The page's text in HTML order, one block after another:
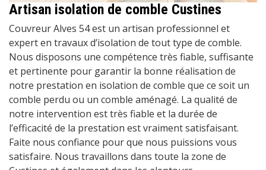
Artisan isolation de comble Custines
Couvreur Alves 54 est un artisan professionnel et
expert en travaux d’isolation de tout type de comble.
Nous disposons une compétence très fiable, suffisante
et pertinente pour garantir la bonne réalisation de
notre prestation en isolation de comble que ce soit un
comble perdu ou un comble aménagé. La qualité de
notre intervention est très fiable et la durée de
l’efficacité de la prestation est vraiment satisfaisant.
Faite nous confiance pour que nous puissions vous
satisfaire. Nous travaillons dans toute la zone de